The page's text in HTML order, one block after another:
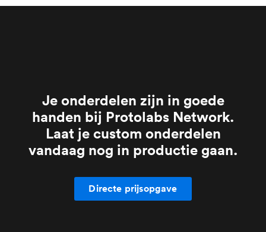
Je onderdelen zijn in goede
handen bij Protolabs Network.
Laat je custom onderdelen
vandaag nog in productie gaan.
Directe prijsopgave